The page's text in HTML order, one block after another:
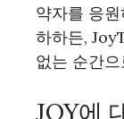
약자를 응
하하든,
없는 순간
JOY에